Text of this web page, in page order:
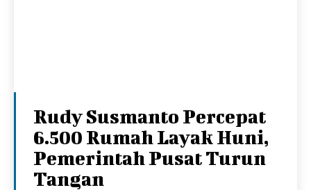
Rudy Susmanto Percepat
6.500 Rumah Layak Huni,
Pemerintah Pusat Turun
Tangan